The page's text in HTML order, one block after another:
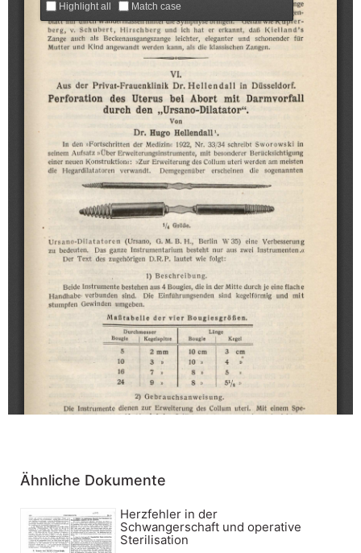
Ähnliche Dokumente
Herzfehler in der
Schwangerschaft und operative
Sterilisation